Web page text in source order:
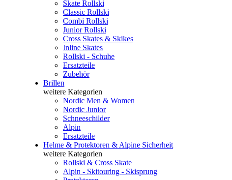
Skate Rollski
Classic Rollski
Combi Rollski
Junior Rollski
Cross Skates & Skikes
Inline Skates
Rollski - Schuhe
Ersatzteile
Zubehör
Brillen
weitere Kategorien
Nordic Men & Women
Nordic Junior
Schneeschilder
Alpin
Ersatzteile
Helme & Protektoren & Alpine Sicherheit
weitere Kategorien
Rollski & Cross Skate
Alpin - Skitouring - Skisprung